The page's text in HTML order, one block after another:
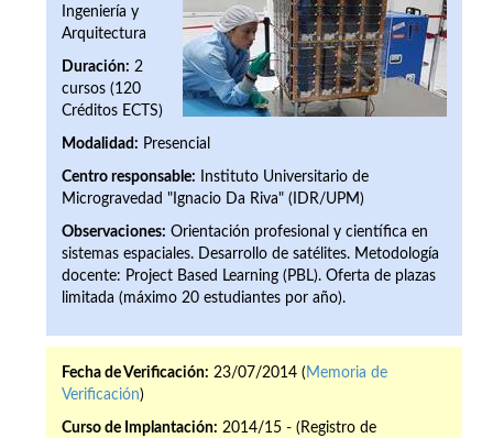
Ingeniería y
Arquitectura
Duración: 2
cursos (120
Créditos ECTS)
Modalidad: Presencial
Centro responsable: Instituto Universitario de
Microgravedad "Ignacio Da Riva" (IDR/UPM)
Observaciones: Orientación profesional y científica en
sistemas espaciales. Desarrollo de satélites. Metodología
docente: Project Based Learning (PBL). Oferta de plazas
limitada (máximo 20 estudiantes por año).
Fecha de Verificación: 23/07/2014 ( Memoria de
Verificación)
Curso de Implantación: 2014/15 - (Registro de